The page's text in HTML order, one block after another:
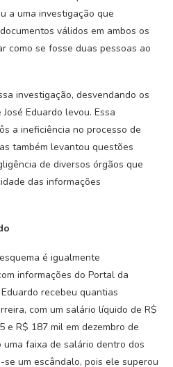
a uma investigação que
válidos em ambos os
como se fosse duas pessoas ao
investigação, desvendando os
Eduardo levou. Essa
a ineficiência no processo de
também levantou questões
de diversos órgãos que
das informações
é igualmente
informações do Portal da
Eduardo recebeu quantias
com um salário líquido de R$
e R$ 187 mil em dezembro de
faixa de salário dentro dos
um escândalo, pois ele superou